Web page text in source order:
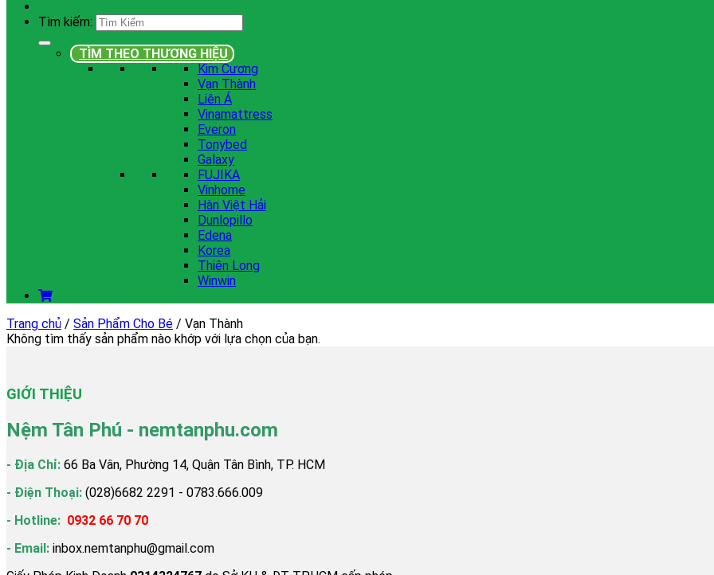
Tìm kiếm:
TÌM THEO THƯƠNG HIỆU
Kim Cương
Vạn Thành
Liên Á
Vinamattress
Everon
Tonybed
Galaxy
FUJIKA
Vinhome
Hàn Việt Hải
Dunlopillo
Edena
Korea
Thiên Long
Winwin
Trang chủ / Sản Phẩm Cho Bé / Vạn Thành
Không tìm thấy sản phẩm nào khớp với lựa chọn của bạn.
GIỚI THIỆU
Nệm Tân Phú - nemtanphu.com
- Địa Chỉ: 66 Ba Vân, Phường 14, Quận Tân Bình, TP. HCM
- Điện Thoại: (028)6682 2291 - 0783.666.009
- Hotline: 0932 66 70 70
- Email: inbox.nemtanphu@gmail.com